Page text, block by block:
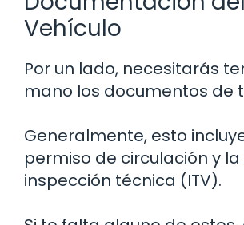
Vehículo
Por un lado, necesitarás
mano los documentos de
Generalmente, esto
permiso de circulación y
inspección técnica (ITV).